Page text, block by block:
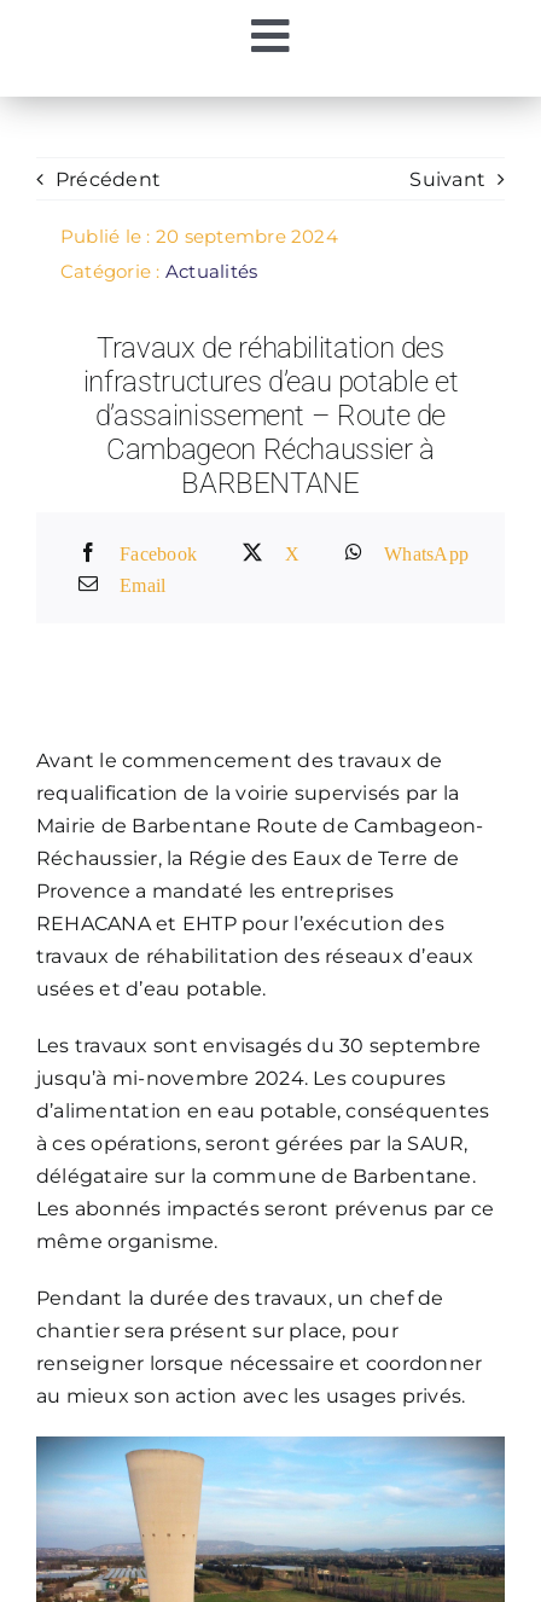
Toggle
Navigation
Ma Régie
Mon Eau
Mes Démarches
Contacts
Précédent Suivant
Publié le : 20 septembre 2024
Catégorie : Actualités
Travaux de réhabilitation des
infrastructures d’eau potable et
d’assainissement – Route de
Cambageon Réchaussier à
BARBENTANE
Facebook X
WhatsApp
Email
Avant le commencement des travaux de
requalification de la voirie supervisés par la
Mairie de Barbentane Route de Cambageon-
Réchaussier, la Régie des Eaux de Terre de
Provence a mandaté les entreprises
REHACANA et EHTP pour l’exécution des
travaux de réhabilitation des réseaux d’eaux
usées et d’eau potable.
Les travaux sont envisagés du 30 septembre
jusqu’à mi-novembre 2024. Les coupures
d’alimentation en eau potable, conséquentes
à ces opérations, seront gérées par la SAUR,
délégataire sur la commune de Barbentane.
Les abonnés impactés seront prévenus par ce
même organisme.
Pendant la durée des travaux, un chef de
chantier sera présent sur place, pour
renseigner lorsque nécessaire et coordonner
au mieux son action avec les usages privés.